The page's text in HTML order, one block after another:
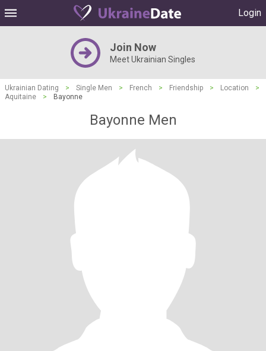
Login
Join Now
Meet Ukrainian Singles
Ukrainian Dating > Single Men > French > Friendship > Location
>
Aquitaine
> Bayonne
Bayonne Men